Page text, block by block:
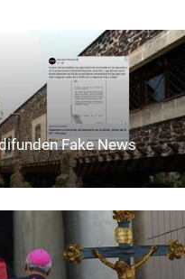
Fake News